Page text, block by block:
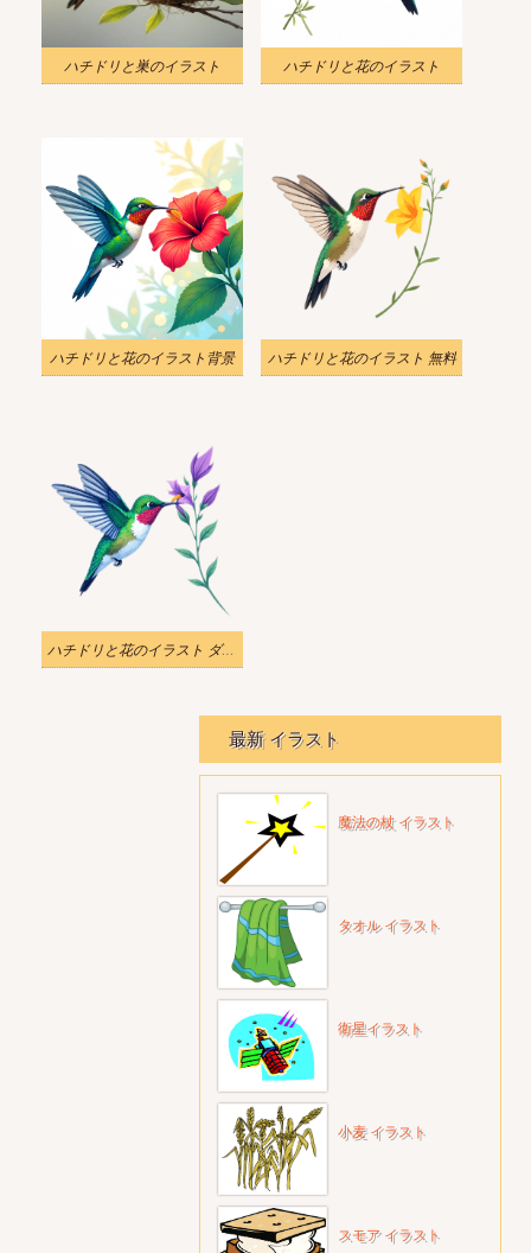
ハチドリと巣のイラスト ハチドリと花のイラスト
ハチドリと花のイラスト背景 ハチドリと花のイラスト 無料
ハチドリと花のイラスト ダウンロード
最新 イラスト
魔法の杖 イラスト
タオル イラスト
衛星イラスト
小麦 イラスト
スモア イラスト